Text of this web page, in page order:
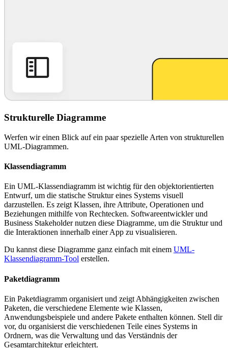
Strukturelle Diagramme
Werfen wir einen Blick auf ein paar spezielle Arten von strukturellen
UML-Diagrammen.
Klassendiagramm
Ein UML-Klassendiagramm ist wichtig für den objektorientierten
Entwurf, um die statische Struktur eines Systems visuell
darzustellen. Es zeigt Klassen, ihre Attribute, Operationen und
Beziehungen mithilfe von Rechtecken. Softwareentwickler und
Business Stakeholder nutzen diese Diagramme, um die Struktur und
die Interaktionen innerhalb einer App zu visualisieren.
Du kannst diese Diagramme ganz einfach mit einem UML-
Klassendiagramm-Tool erstellen.
Paketdiagramm
Ein Paketdiagramm organisiert und zeigt Abhängigkeiten zwischen
Paketen, die verschiedene Elemente wie Klassen,
Anwendungsbeispiele und andere Pakete enthalten können. Stell dir
vor, du organisierst die verschiedenen Teile eines Systems in
Ordnern, was die Verwaltung und das Verständnis der
Gesamtarchitektur erleichtert.